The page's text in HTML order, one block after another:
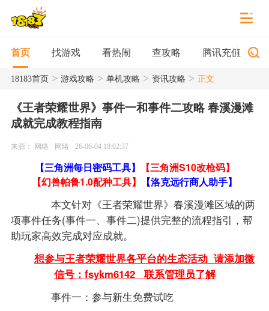
首页 找游戏 看热闹 查攻略 腾讯充值
18183首页> 游戏攻略 > 单机攻略 > 资讯攻略 > 正文
《王者荣耀世界》事件一和事件二攻略 春溪漫滩
成就完成教程指南
来源： 网络 网络 26-06-04 18:02:37
【三角洲每日密码工具】
【三角洲S10改枪码】
【幻兽帕鲁1.0配种工具】
【洛克远行商人助手】
本文针对《王者荣耀世界》春溪漫滩区域的两
项事件任务(事件一、事件二)提供完整的流程指引，帮
助玩家高效完成对应成就。
想参与王者荣耀世界各平台的生态活动 请添加微
信号：fsykm6142 联系管理员了解
事件一：参与新生免费试吃